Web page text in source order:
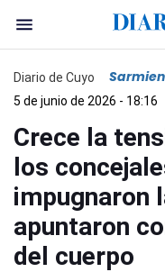
Diario de Cuyo
5 de junio de 2026 - 18:16
Crece la
los
impugnaron
apuntaron
del cuerpo